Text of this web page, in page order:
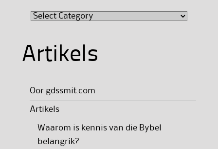
Artikels
Oor gdssmit.com
Artikels
Waarom is kennis van die Bybel
belangrik?